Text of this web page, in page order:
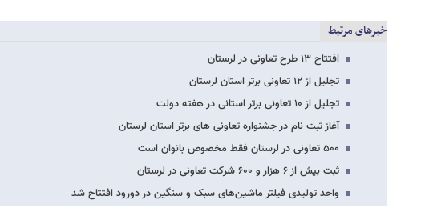
خبرهای مرتبط
افتتاح ۱۳ طرح تعاونی در لرستان
تجلیل از ۱۲ تعاونی برتر استان لرستان
تجلیل از ۱۰ تعاونی برتر استانی در هفته دولت
آغاز ثبت نام در جشنواره تعاونی های برتر استان لرستان
۵۰۰ تعاونی در لرستان فقط مخصوص بانوان است
ثبت بیش از ۶ هزار و ۶۰۰ شرکت تعاونی در لرستان
واحد تولیدی فیلتر ماشین‌های سبک و سنگین در دورود افتتاح شد